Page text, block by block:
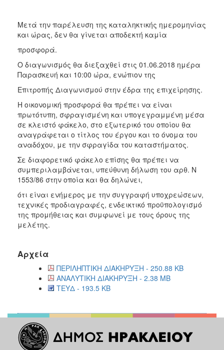
Μετά την παρέλευση της καταληκτικής ημερομηνίας
και ώρας, δεν θα γίνεται αποδεκτή καμία
προσφορά.
Ο διαγωνισμός θα διεξαχθεί στις 01.06.2018 ημέρα
Παρασκευή και 10:00 ώρα, ενώπιον της
Επιτροπής Διαγωνισμού στην έδρα της επιχείρησης.
Η οικονομική προσφορά θα πρέπει να είναι
πρωτότυπη, σφραγισμένη και υπογεγραμμένη μέσα
σε κλειστό φάκελο, στο εξωτερικό του οποίου θα
αναγράφεται ο τίτλος του έργου και το όνομα του
αναδόχου, με την σφραγίδα του καταστήματος.
Σε διαφορετικό φάκελο επίσης θα πρέπει να
συμπεριλαμβάνεται, υπεύθυνη δήλωση του αρθ. Ν
1553/86 στην οποία και θα δηλώνει,
ότι είναι ενήμερος με την συγγραφή υποχρεώσεων,
τεχνικές προδιαγραφές, ενδεικτικό προϋπολογισμό
της προμήθειας και συμφωνεί με τους όρους της
μελέτης.
Αρχεία
ΠΕΡΙΛΗΠΤΙΚΗ ΔΙΑΚΗΡΥΞΗ - 250.88 KB
ΑΝΑΛΥΤΙΚΗ ΔΙΑΚΗΡΥΞΗ - 2.38 MB
ΤΕΥΔ - 193.5 KB